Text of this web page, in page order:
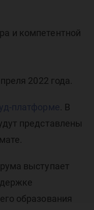
и компетентной
2022 года.
платформе. В
представлены
выступает
образования